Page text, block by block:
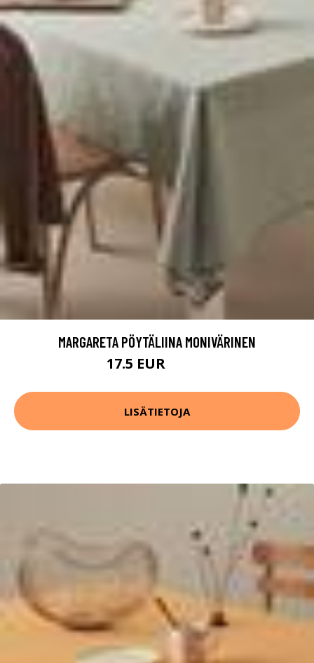
MARGARETA PÖYTÄLIINA MONIVÄRINEN
17.5 EUR
LISÄTIETOJA